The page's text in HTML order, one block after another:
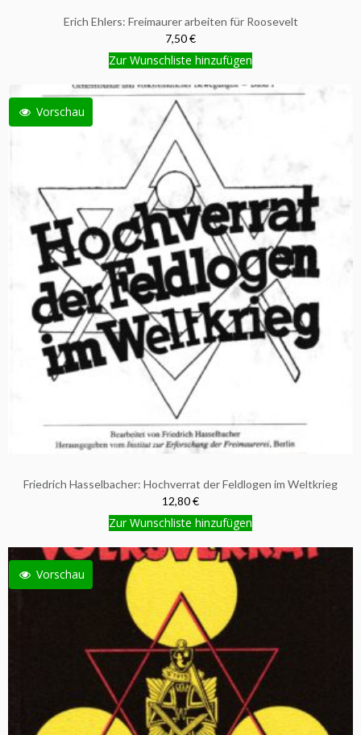
Erich Ehlers: Freimaurer arbeiten für Roosevelt
7,50 €
Zur Wunschliste hinzufügen
Vorschau
Friedrich Hasselbacher: Hochverrat der Feldlogen im Weltkrieg
12,80 €
Zur Wunschliste hinzufügen
Vorschau